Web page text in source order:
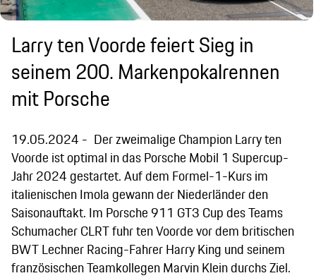
Larry ten Voorde feiert Sieg in
seinem 200. Markenpokalrennen
mit Porsche
19.05.2024
Der zweimalige Champion Larry ten
Voorde ist optimal in das Porsche Mobil 1 Supercup-
Jahr 2024 gestartet. Auf dem Formel-1-Kurs im
italienischen Imola gewann der Niederländer den
Saisonauftakt. Im Porsche 911 GT3 Cup des Teams
Schumacher CLRT fuhr ten Voorde vor dem britischen
BWT Lechner Racing-Fahrer Harry King und seinem
französischen Teamkollegen Marvin Klein durchs Ziel.